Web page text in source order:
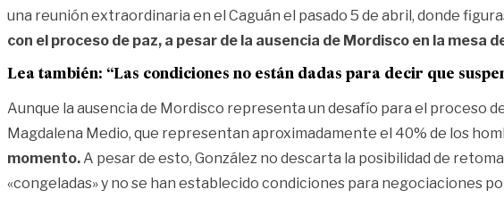
una reunión extraordinaria en el Caguán el pasado 5 de abril, donde
con el proceso de paz, a pesar de la ausencia de Mordisco en la mesa
Lea también: “Las condiciones no están dadas para decir que
Aunque la ausencia de Mordisco representa un desafío para el proceso
Magdalena Medio, que representan aproximadamente el 40% de los
momento.A pesar de esto, González no descarta la posibilidad de
«congeladas» y no se han establecido condiciones para negociaciones